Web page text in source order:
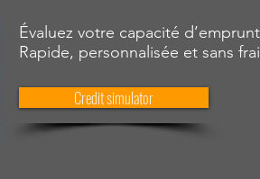
Évaluez votre capacité
Rapide, personnalisée et sans
Credit simulator